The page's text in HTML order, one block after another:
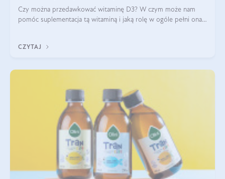
Czy można przedawkować witaminę D3? W czym może nam
pomóc suplementacja tą witaminą i jaką rolę w ogóle pełni ona
robić?
CZYTAJ